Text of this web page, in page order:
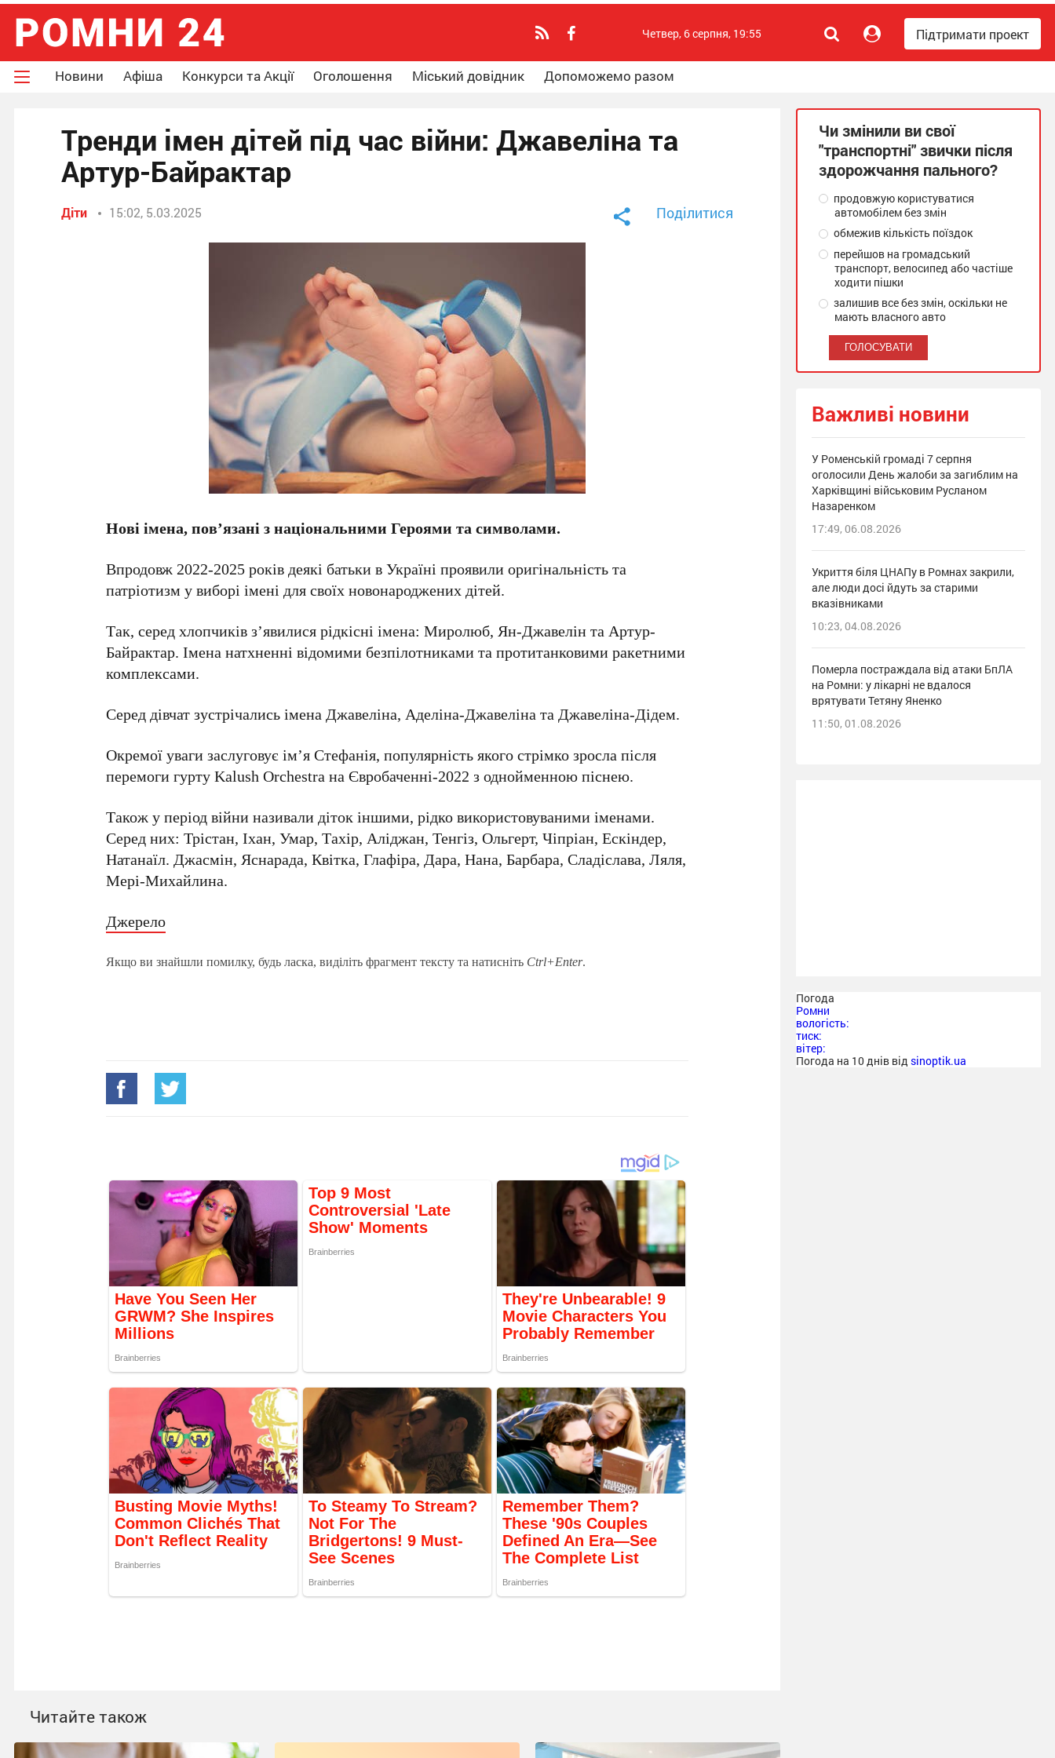
Підтримати проект
Четвер, 6 серпня, 19:55
Новини Афіша Конкурси та Акції Оголошення Міський довідник Допоможемо разом
Тренди імен дітей під час війни: Джавеліна та
Артур-Байрактар
Діти 15:02, 5.03.2025 Поділитися
Нові імена, пов’язані з національнимиГероями та символами.
Впродовж 2022-2025 років деякі батьки в Україні проявили оригінальність та
патріотизм у виборі імені для своїх новонароджених дітей.
Так, серед хлопчиків з’явилися рідкісні імена: Миролюб, Ян-Джавелін та Артур-
Байрактар. Імена натхненні відомими безпілотниками та протитанковими ракетними
комплексами.
Серед дівчат зустрічались імена Джавеліна, Аделіна-Джавеліна та Джавеліна-Дідем.
Окремої уваги заслуговує ім’я Стефанія, популярність якого стрімко зросла після
перемоги гурту Kalush Orchestra на Євробаченні-2022 з однойменною піснею.
Також у період війни називали діток іншими, рідко використовуваними іменами.
Серед них: Трістан, Іхан, Умар, Тахір, Аліджан, Тенгіз, Ольгерт, Чіпріан, Ескіндер,
Натанаїл. Джасмін, Яснарада, Квітка, Глафіра, Дара, Нана, Барбара, Сладіслава, Ляля,
Мері-Михайлина.
Джерело
Якщо ви знайшли помилку, будь ласка, виділіть фрагмент тексту та натисніть Ctrl+Enter.
Читайте також
Чи змінили ви свої
"транспортні" звички після
здорожчання пального?
продовжую користуватися
автомобілем без змін
обмежив кількість поїздок
перейшов на громадський
транспорт, велосипед або частіше
ходити пішки
залишив все без змін, оскільки не
мають власного авто
Важливі новини
У Роменській громаді 7 серпня
оголосили День жалоби за загиблим на
Харківщині військовим Русланом
Назаренком
17:49, 06.08.2026
Укриття біля ЦНАПу в Ромнах закрили,
але люди досі йдуть за старими
вказівниками
10:23, 04.08.2026
Померла постраждала від атаки БпЛА
на Ромни: у лікарні не вдалося
врятувати Тетяну Яненко
11:50, 01.08.2026
Погода
Ромни
вологість:
тиск:
вітер:
Погода на 10 днів від sinoptik.ua